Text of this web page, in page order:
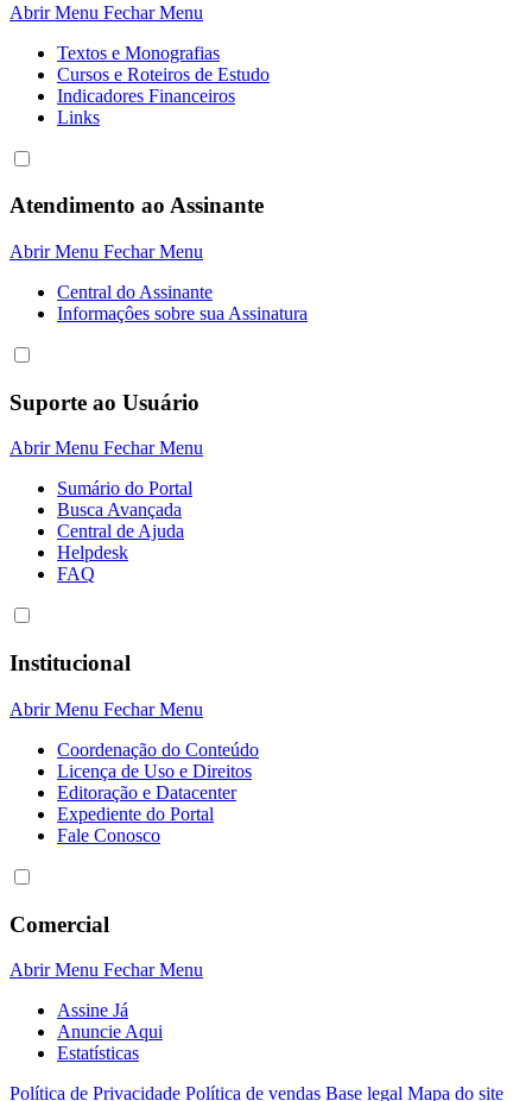
Abrir Menu Fechar Menu
Textos e Monografias
Cursos e Roteiros de Estudo
Indicadores Financeiros
Links
Atendimento ao Assinante
Abrir Menu Fechar Menu
Central do Assinante
Informaçôes sobre sua Assinatura
Suporte ao Usuário
Abrir Menu Fechar Menu
Sumário do Portal
Busca Avançada
Central de Ajuda
Helpdesk
FAQ
Institucional
Abrir Menu Fechar Menu
Coordenação do Conteúdo
Licença de Uso e Direitos
Editoração e Datacenter
Expediente do Portal
Fale Conosco
Comercial
Abrir Menu Fechar Menu
Assine Já
Anuncie Aqui
Estatísticas
Política de Privacidade Política de vendas Base legal Mapa do site